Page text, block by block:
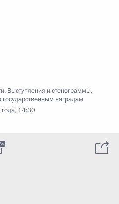
, Выступления и стенограммы,
наградам
14:30